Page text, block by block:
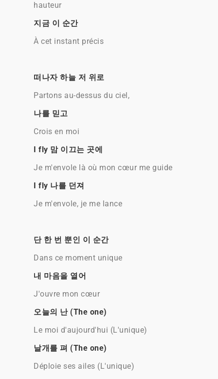
hauteur
지금 이 순간
À cet instant précis
떠나자 하늘 저 위로
Partons au-dessus du ciel,
나를 믿고
Crois en moi
I fly 맘 이끄는 곳에
Je m'envole là où mon cœur me guide
I fly 나를 던져
Je m'envole, je me lance
단 한 번 뿐인 이 순간
Dans ce moment unique
내 마음을 열어
J'ouvre mon cœur
오늘의 난 (The one)
Le moi d'aujourd'hui (L'unique)
날개를 펴 (The one)
Déploie ses ailes (L'unique)